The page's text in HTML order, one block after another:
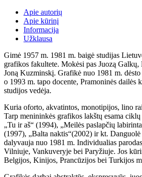
Apie autorių
Apie kūrinį
Informacija
Užklausa
Gimė 1957 m. 1981 m. baigė studijas
grafikos fakultete. Mokėsi pas Juozą
Joną Kuzminskį. Grafikė nuo 1981 m.
o 1993 m. tapo docente, Pramoninės dailės
studijos vedėja.
Kuria oforto, akvatintos, monotipijos, lino
Tarp menininkės grafikos lakštų esama
„Tu ir aš“ (1994), „Meilės paslapčių
(1997), „Balta naktis“(2002) ir kt.
dalyvauja nuo 1981 m. Individualias
Vilniuje, Vankuveryje bei Paryžiuje. Jos
Belgijos, Kinijos, Prancūzijos bei Turkijos